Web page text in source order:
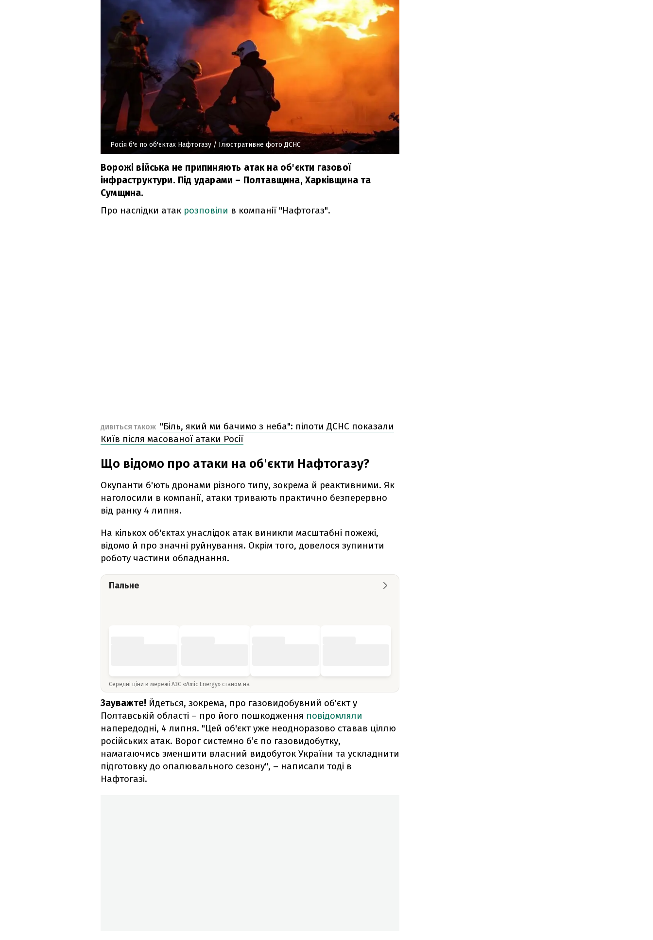
Росія б'є по об'єктах Нафтогазу / Ілюстративне фото ДСНС
Ворожі війська не припиняють атак на об'єкти газової
інфраструктури. Під ударами – Полтавщина, Харківщина та
Сумщина.
Про наслідки атак розповіли в компанії "Нафтогаз".
ДИВІТЬСЯ ТАКОЖ "Біль, який ми бачимо з неба": пілоти ДСНС показали
Київ після масованої атаки Росії
Що відомо про атаки на об'єкти Нафтогазу?
Окупанти б'ють дронами різного типу, зокрема й реактивними. Як
наголосили в компанії, атаки тривають практично безперервно
від ранку 4 липня.
На кількох об'єктах унаслідок атак виникли масштабні пожежі,
відомо й про значні руйнування. Окрім того, довелося зупинити
роботу частини обладнання.
Пальне
Середні ціни в мережі АЗС «Amic Energy» станом на
Зауважте! Йдеться, зокрема, про газовидобувний об'єкт у
Полтавській області – про його пошкодження повідомляли
напередодні, 4 липня. "Цей об'єкт уже неодноразово ставав ціллю
російських атак. Ворог системно б’є по газовидобутку,
намагаючись зменшити власний видобуток України та ускладнити
підготовку до опалювального сезону", – написали тоді в
Нафтогазі.